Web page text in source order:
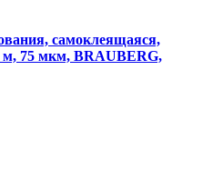
самоклеящаяся,
м, 75 мкм, BRAUBERG,